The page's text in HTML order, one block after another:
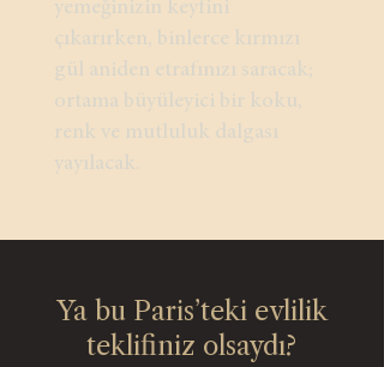
yemeğinizin keyfini
çıkarırken, binlerce kırmızı
gül aniden etrafınızı saracak;
ortama büyüleyici bir koku,
renk ve mutluluk dalgası
yayılacak.
Ya bu Paris’teki evlilik
teklifiniz olsaydı?